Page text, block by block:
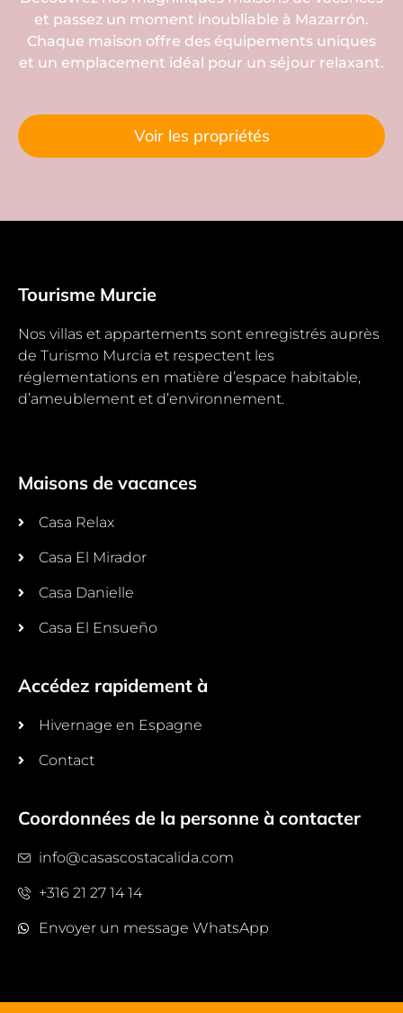
et passez un moment inoubliable à Mazarrón.
Chaque maison offre des équipements uniques
et un emplacement idéal pour un séjour relaxant.
Voir les propriétés
Tourisme Murcie
Nos villas et appartements sont enregistrés auprès
de Turismo Murcia et respectent les
réglementations en matière d’espace habitable,
d’ameublement et d’environnement.
Maisons de vacances
Casa Relax
Casa El Mirador
Casa Danielle
Casa El Ensueño
Accédez rapidement à
Hivernage en Espagne
Contact
Coordonnées de la personne à contacter
info@casascostacalida.com
+316 21 27 14 14
Envoyer un message WhatsApp